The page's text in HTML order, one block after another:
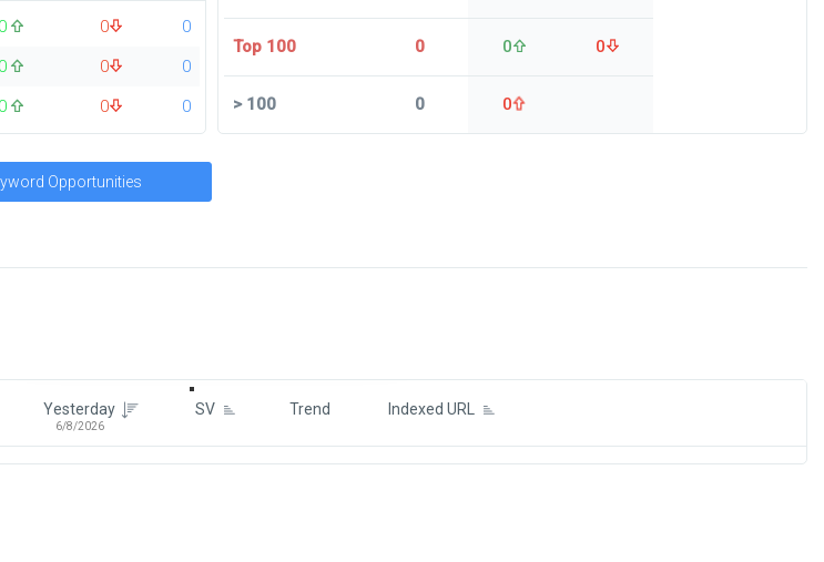
0 0
0
0 0
0
0 0 0
Top 100 0 0 0
>100 0 0
Opportunities
Yesterday
6/8/2026
SV Trend Indexed URL